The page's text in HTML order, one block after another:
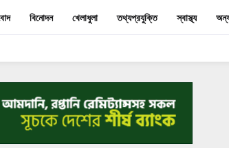
বিনোদন খেলাধুলা তথ্যপ্রযুক্তি স্বাস্থ্য